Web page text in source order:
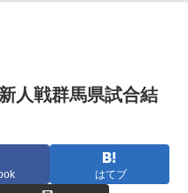
人戦群馬県試合結
はてブ